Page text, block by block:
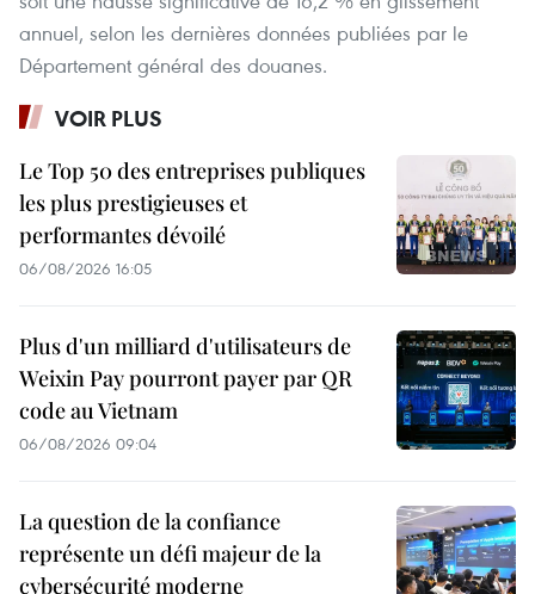
annuel, selon les dernières données publiées par le
Département général des douanes.
VOIR PLUS
Le Top 50 des entreprises publiques
les plus prestigieuses et
performantes dévoilé
06/08/2026 16:05
Plus d'un milliard d'utilisateurs de
Weixin Pay pourront payer par QR
code au Vietnam
06/08/2026 09:04
La question de la confiance
représente un défi majeur de la
cybersécurité moderne